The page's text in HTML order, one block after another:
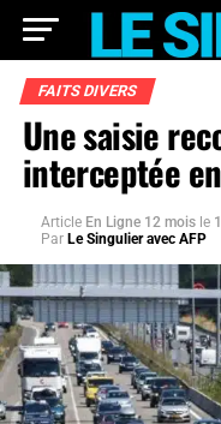
FAITS DIVERS
Une saisie
interceptée
Article En Ligne 12 mois le
Par Le Singulier avec AFP